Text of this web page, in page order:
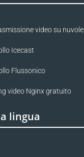
video su nuvole
Icecast
Flussonico
video Nginx gratuito
lingua